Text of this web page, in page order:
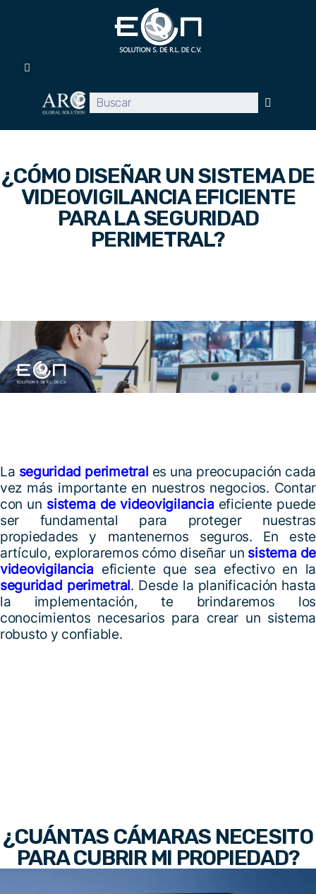
¿CÓMO DISEÑAR UN SISTEMA DE
VIDEOVIGILANCIA EFICIENTE
PARA LA SEGURIDAD
PERIMETRAL?
La seguridad perimetral es una preocupación cada
vez más importante en nuestros negocios. Contar
con un sistema de videovigilancia eficiente puede
ser fundamental para proteger nuestras
propiedades y mantenernos seguros. En este
artículo, exploraremos cómo diseñar un sistema de
videovigilancia eficiente que sea efectivo en la
seguridad perimetral. Desde la planificación hasta
la implementación, te brindaremos los
conocimientos necesarios para crear un sistema
robusto y confiable.
¿CUÁNTAS CÁMARAS NECESITO
PARA CUBRIR MI PROPIEDAD?